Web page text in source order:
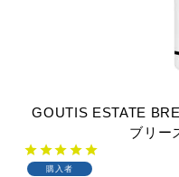
GOUTIS ESTATE
ブリー
購入者